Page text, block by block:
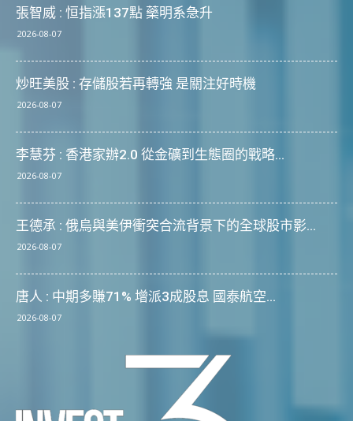
張智威 : 恒指漲137點 藥明系急升
2026-08-07
炒旺美股 : 存儲股若再轉強 是關注好時機
2026-08-07
李慧芬 : 香港家辦2.0 從金礦到生態圈的戰略...
2026-08-07
王德承 : 俄烏與美伊衝突合流背景下的全球股市影...
2026-08-07
唐人 : 中期多賺71% 增派3成股息 國泰航空...
2026-08-07